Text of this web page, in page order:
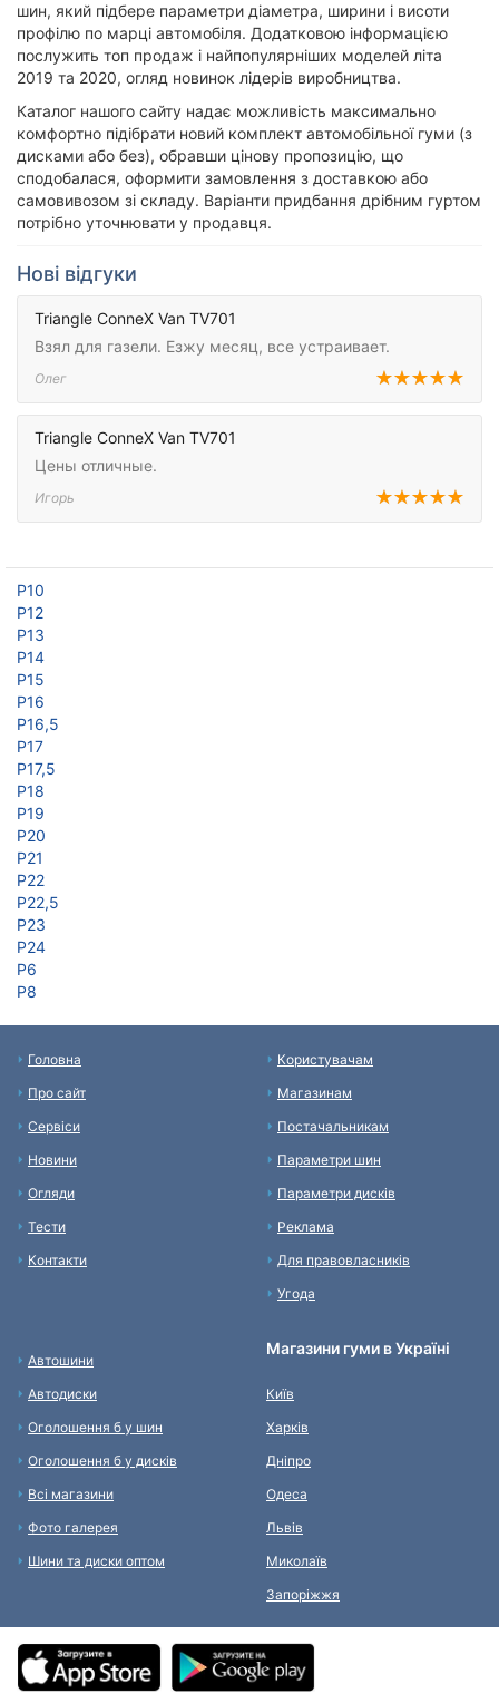
шин, який підбере параметри діаметра, ширини і висоти
профілю по марці автомобіля. Додатковою інформацією
послужить топ продаж і найпопулярніших моделей літа
2019 та 2020, огляд новинок лідерів виробництва.
Каталог нашого сайту надає можливість максимально
комфортно підібрати новий комплект автомобільної гуми (з
дисками або без), обравши цінову пропозицію, що
сподобалася, оформити замовлення з доставкою або
самовивозом зі складу. Варіанти придбання дрібним гуртом
потрібно уточнювати у продавця.
Нові відгуки
Triangle ConneX Van TV701
Взял для газели. Езжу месяц, все устраивает.
Олег
Triangle ConneX Van TV701
Цены отличные.
Игорь
Р10
Р12
Р13
Р14
Р15
Р16
Р16,5
Р17
Р17,5
Р18
Р19
Р20
Р21
Р22
Р22,5
Р23
Р24
Р6
Р8
Головна
Про сайт
Сервіси
Новини
Огляди
Тести
Контакти
Користувачам
Магазинам
Постачальникам
Параметри шин
Параметри дисків
Реклама
Для правовласників
Угода
Автошини
Автодиски
Оголошення б у шин
Оголошення б у дисків
Всі магазини
Фото галерея
Шини та диски оптом
Магазини гуми в Україні
Київ
Харків
Дніпро
Одеса
Львів
Миколаїв
Запоріжжя